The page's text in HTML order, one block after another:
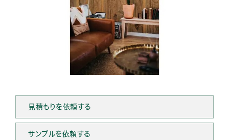
見積もりを依頼する
サンプルを依頼する